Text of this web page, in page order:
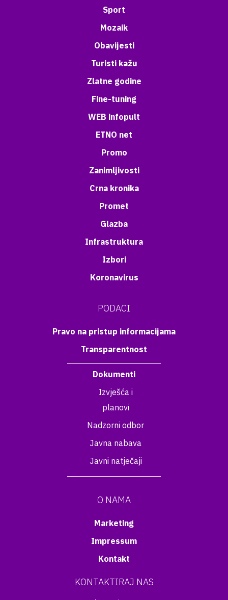
Sport
Mozaik
Obavijesti
Turisti kažu
Zlatne godine
Fine-tuning
WEB infopult
ETNO net
Promo
Zanimljivosti
Crna kronika
Promet
Glazba
Infrastruktura
Izbori
Koronavirus
PODACI
Pravo na pristup informacijama
Transparentnost
Dokumenti
Izvješća i
planovi
Nadzorni odbor
Javna nabava
Javni natječaji
O NAMA
Marketing
Impressum
Kontakt
KONTAKTIRAJ NAS